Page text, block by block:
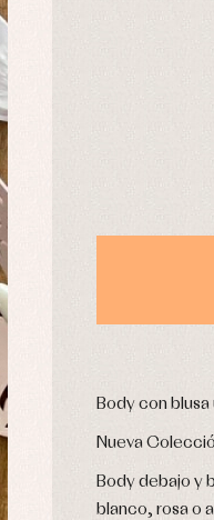
Body con blusa
Nueva
Body debajo y
blanco, rosa o
Arras y fiesta
Camisas
Chaquetas y jerseys
Conjuntos
Peleles y ranitas
Ropa de baño
Ropa interior
Gorros y capotas
Leotardos
Puericultura